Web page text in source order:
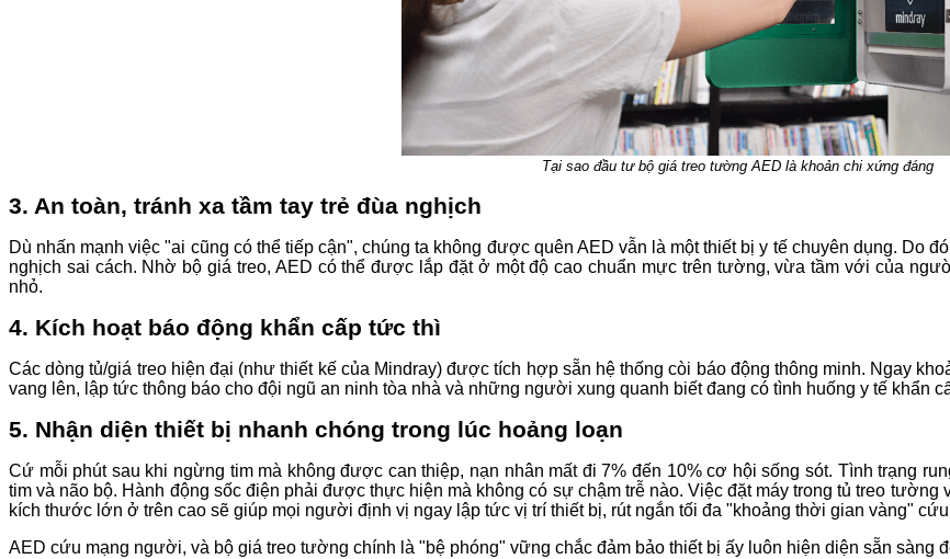
Tại sao đầu tư bộ giá treo tường AED là khoản chi xứng đáng
3. An toàn, tránh xa tầm tay trẻ đùa nghịch
Dù nhấn mạnh việc "ai cũng có thể tiếp cận", chúng ta không được quên AED vẫn là một thiết bị y tế chuyên dụng. Do
nghịch sai cách. Nhờ bộ giá treo, AED có thể được lắp đặt ở một độ cao chuẩn mực trên tường, vừa tầm với của
nhỏ.
4. Kích hoạt báo động khẩn cấp tức thì
Các dòng tủ/giá treo hiện đại (như thiết kế của Mindray) được tích hợp sẵn hệ thống còi báo động thông minh. Ngay
vang lên, lập tức thông báo cho đội ngũ an ninh tòa nhà và những người xung quanh biết đang có tình huống y tế khẩn
5. Nhận diện thiết bị nhanh chóng trong lúc hoảng loạn
Cứ mỗi phút sau khi ngừng tim mà không được can thiệp, nạn nhân mất đi 7% đến 10% cơ hội sống sót. Tình trạng
tim và não bộ. Hành động sốc điện phải được thực hiện mà không có sự chậm trễ nào. Việc đặt máy trong tủ treo
kích thước lớn ở trên cao sẽ giúp mọi người định vị ngay lập tức vị trí thiết bị, rút ngắn tối đa "khoảng thời gian vàng"
AED cứu mạng người, và bộ giá treo tường chính là "bệ phóng" vững chắc đảm bảo thiết bị ấy luôn hiện diện sẵn sàng